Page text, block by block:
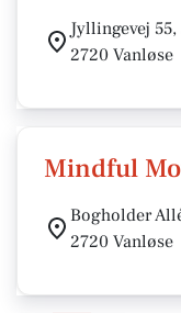
Jyllingevej
2720 Vanløse
Mindful
Bogholder
2720 Vanløse